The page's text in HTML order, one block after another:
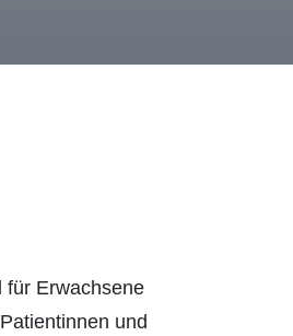
für Erwachsene
und